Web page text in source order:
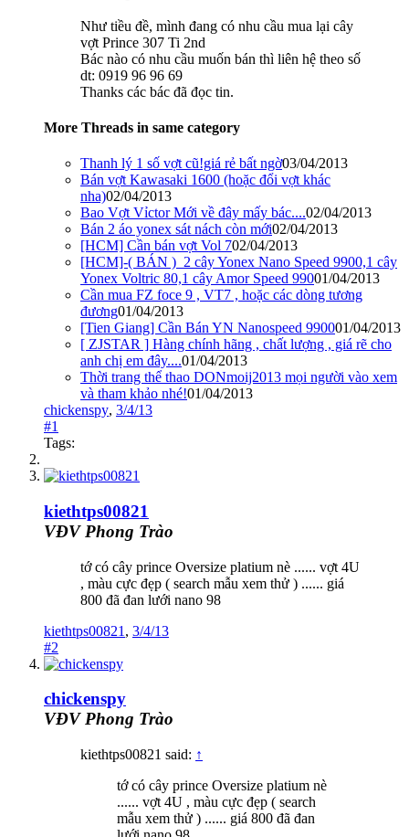
Như tiều đề, mình đang có nhu cầu mua lại cây
vợt Prince 307 Ti 2nd
Bác nào có nhu cầu muốn bán thì liên hệ theo số
dt: 0919 96 96 69
Thanks các bác đã đọc tin.
More Threads in same category
Thanh lý 1 số vợt cũ!giá rẻ bất ngờ03/04/2013
Bán vợt Kawasaki 1600 (hoặc đổi vợt khác
nha)02/04/2013
Bao Vợt Vỉctor Mới về đây mấy bác....02/04/2013
Bán 2 áo yonex sát nách còn mới02/04/2013
[HCM] Cần bán vợt Vol 702/04/2013
[HCM]-( BÁN )_2 cây Yonex Nano Speed 9900,1 cây
Yonex Voltric 80,1 cây Amor Speed 99001/04/2013
Cần mua FZ foce 9 , VT7 , hoặc các dòng tương
đương01/04/2013
[Tien Giang] Cần Bán YN Nanospeed 990001/04/2013
[ ZJSTAR ] Hàng chính hãng , chất lượng , giá rẽ cho
anh chị em đây....01/04/2013
Thời trang thể thao DONmoij2013 mọi người vào xem
và tham khảo nhé!01/04/2013
chickenspy, 3/4/13
#1
Tags:
kiethtps00821
VĐV Phong Trào
tớ có cây prince Oversize platium nè ...... vợt 4U
, màu cực đẹp ( search mẫu xem thử ) ...... giá
800 đã đan lưới nano 98
kiethtps00821 , 3/4/13
#2
chickenspy
VĐV Phong Trào
kiethtps00821 said: ↑
tớ có cây prince Oversize platium nè
...... vợt 4U , màu cực đẹp ( search
mẫu xem thử ) ...... giá 800 đã đan